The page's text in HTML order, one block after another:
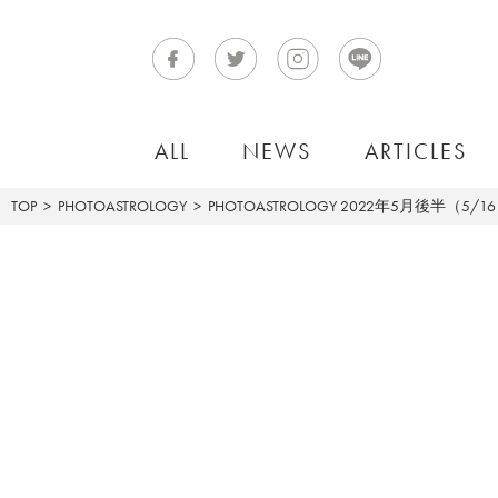
ALL NEWS ARTICLES
TOP PHOTOASTROLOGY PHOTOASTROLOGY 2022年5月後半（5/